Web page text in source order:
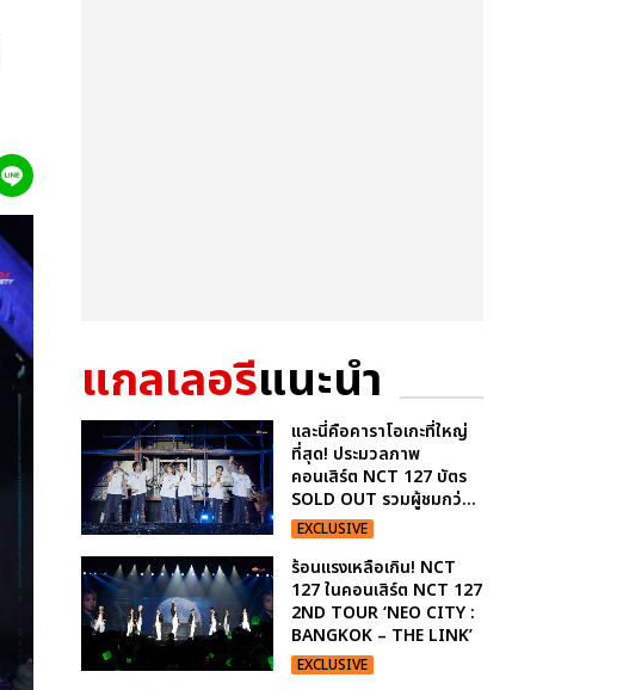
แกลเลอรีแนะนำ
และนี่คือคาราโอเกะที่ใหญ่
ที่สุด! ประมวลภาพ
คอนเสิร์ต NCT 127 บัตร
SOLD OUT รวมผู้ชมกว่...
EXCLUSIVE
ร้อนแรงเหลือเกิน! NCT
127 ในคอนเสิร์ต NCT 127
2ND TOUR ‘NEO CITY :
BANGKOK – THE LINK’
EXCLUSIVE